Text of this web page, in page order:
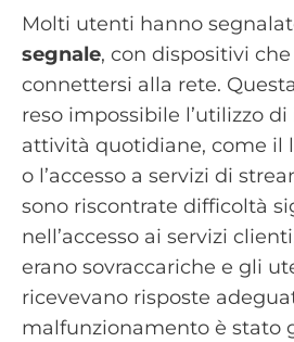
Molti utenti hanno
segnale, con dispositivi
connettersi alla rete.
reso impossibile l’utilizzo
attività quotidiane, come il
o l’accesso a servizi di
sono riscontrate difficoltà
nell’accesso ai servizi
erano sovraccariche e gli
ricevevano risposte
malfunzionamento è stato